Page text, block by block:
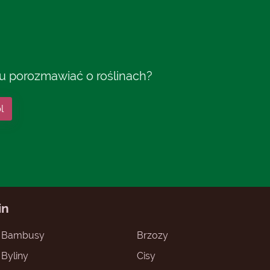
porozmawiać o roślinach?
Bambusy
Brzozy
Byliny
Cisy